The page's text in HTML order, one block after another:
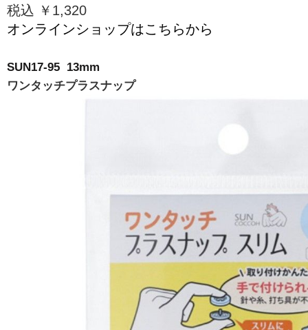
税込 ￥1,320
オンラインショップはこちらから
SUN17-95 13mm
ワンタッチプラスナップ